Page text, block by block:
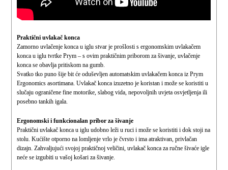
Praktični uvlakač konca
Zamorno uvlačenje konca u iglu stvar je prošlosti s ergonomskim uvlakačem
konca u iglu tvrtke Prym – s ovim praktičnim priborom za šivanje, uvlačenje
konca se obavlja pritiskom na gumb.
Svatko tko puno šije bit će oduševljen automatskim uvlakačem konca iz Prym
Ergonomics asortimana. Uvlakač konca izuzetno je koristan i može se koristiti u
slučaju ograničene fine motorike, slabog vida, nepovoljnih uvjeta osvjetljenja ili
posebno tankih igala.
Ergonomski i funkcionalan pribor za šivanje
Praktični uvlakač konca u iglu udobno leži u ruci i može se koristiti i dok stoji na
stolu. Kućište otporno na lomljenje vrlo je čvrsto i ima atraktivan, privlačan
dizajn. Zahvaljujući svojoj praktičnoj veličini, uvlakač konca za ručne šivaće igle
neće se izgubiti u vašoj košari za šivanje.